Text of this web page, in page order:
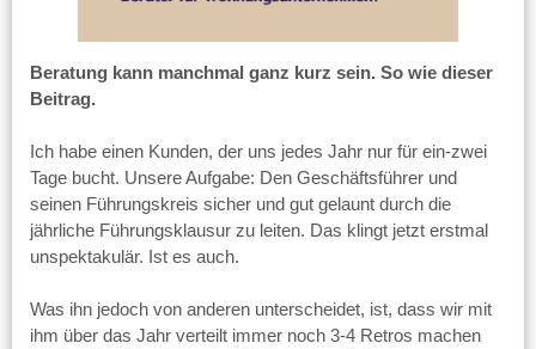
Beratung kann manchmal ganz kurz sein. So wie dieser
Beitrag.
Ich habe einen Kunden, der uns jedes Jahr nur für ein-zwei
Tage bucht. Unsere Aufgabe: Den Geschäftsführer und
seinen Führungskreis sicher und gut gelaunt durch die
jährliche Führungsklausur zu leiten. Das klingt jetzt erstmal
unspektakulär. Ist es auch.
Was ihn jedoch von anderen unterscheidet, ist, dass wir mit
ihm über das Jahr verteilt immer noch 3-4 Retros machen